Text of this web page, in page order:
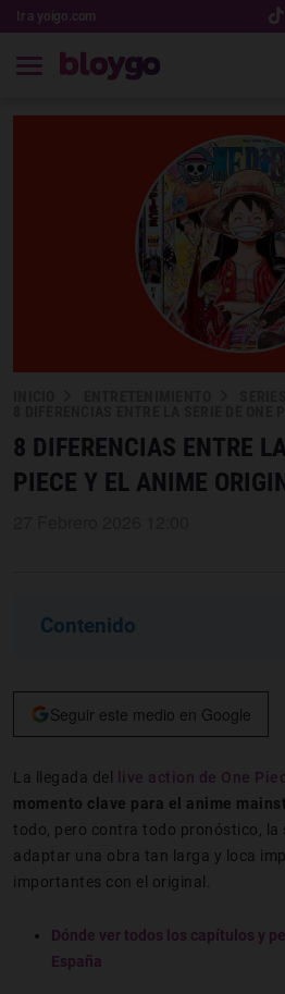
Ir a yoigo.com
8 DIFERENCIAS ENTRE
PIECE Y EL ANIME
Contenido
Seguir este medio en Google
La llegada del live action de One
momento clave para el anime
todo, pero contra todo pronóstico, la
adaptar una obra tan larga y loca
importantes con el original.
Dónde ver todos los capítulos y
España